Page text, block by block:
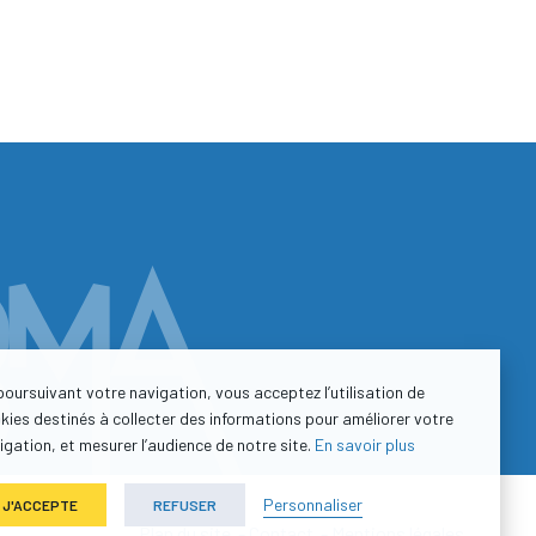
votre navigation, vous acceptez l’utilisation de
destinés à collecter des informations pour améliorer votre
et mesurer l’audience de notre site. En savoir plus
J'ACCEPTE REFUSER Personnaliser